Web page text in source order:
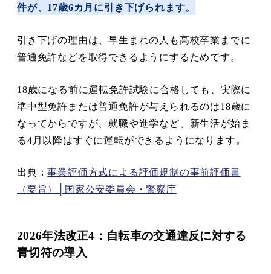
件が、17歳6カ月に引き下げられます。
引き下げの理由は、早生まれの人も高校卒業までに
普通免許などを取得できるようにするためです。
18歳になる前に運転免許試験に合格しても、実際に
準中型免許または普通免許が与えられるのは18歳に
なってからですが、就職や進学など、新生活が始ま
る4月以降はすぐに運転ができるようになります。
出典：事業評価方式による評価規制の事前評価書
（要旨）│国家公安委員会・警察庁
2026年法改正4：自転車の交通違反に対する
青切符の導入